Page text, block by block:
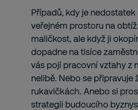
Případů, kdy je
veřejném prostoru na
maličkost, ale když ji
dopadne na tisíce
vás pojí pracovní vztahy z
nelibě. Nebo se připravuje
rukavičkách. Anebo si
strategii budoucího